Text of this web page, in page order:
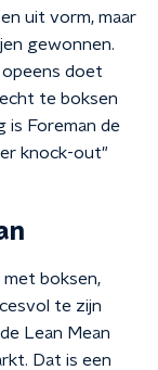
uit vorm, maar
gewonnen.
doet
te boksen
is Foreman de
knock-out"
boksen,
te zijn
Lean Mean
Dat is een